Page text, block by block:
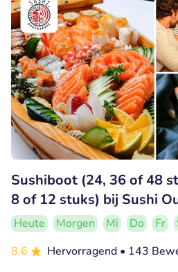
Sushiboot (24, 36 of 48
8 of 12 stuks) bij Sushi
Heute Morgen Mi Do Fr
8.6
Hervorragend • 143